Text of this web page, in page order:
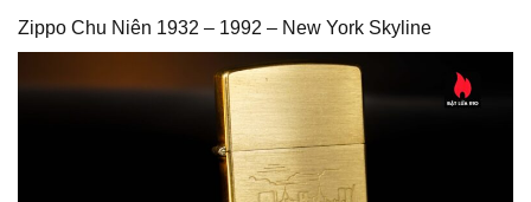
Zippo Chu Niên 1932 – 1992 – New York Skyline